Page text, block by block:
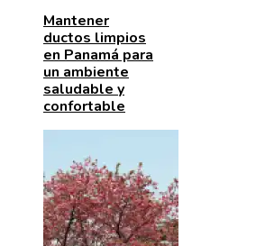
Mantener
ductos limpios
en Panamá para
un ambiente
saludable y
confortable